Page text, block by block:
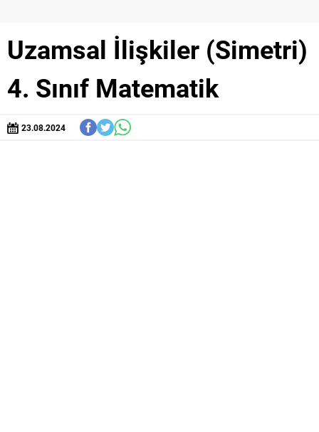
Uzamsal İlişkiler (Simetri)
4. Sınıf Matematik
23.08.2024